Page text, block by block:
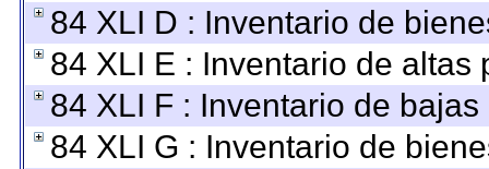
84 XLI D : Inventario de
84 XLI E : Inventario de
84 XLI F : Inventario de
84 XLI G : Inventario de